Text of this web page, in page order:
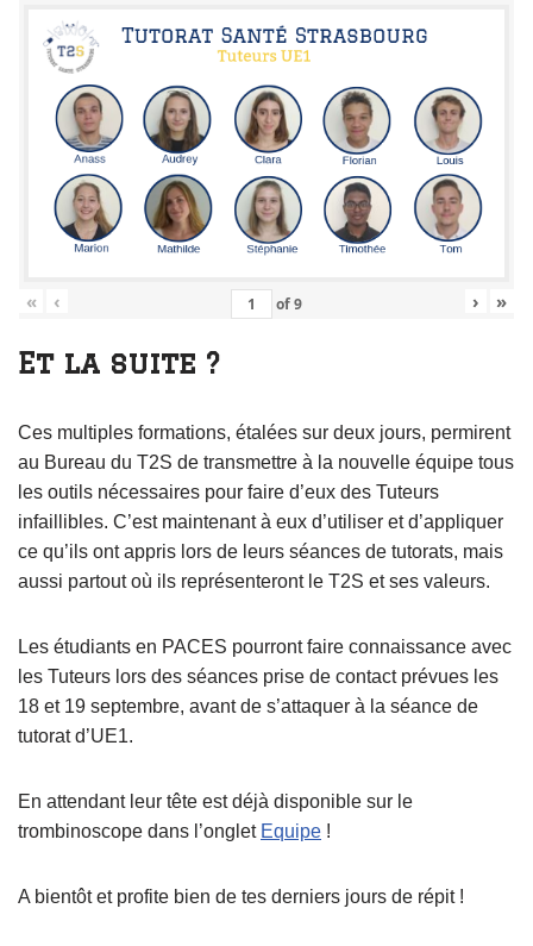
« ‹ of9 › »
Et la suite ?
Ces multiples formations, étalées sur deux jours, permirent
au Bureau du T2S de transmettre à la nouvelle équipe tous
les outils nécessaires pour faire d’eux des Tuteurs
infaillibles. C’est maintenant à eux d’utiliser et d’appliquer
ce qu’ils ont appris lors de leurs séances de tutorats, mais
aussi partout où ils représenteront le T2S et ses valeurs.
Les étudiants en PACES pourront faire connaissance avec
les Tuteurs lors des séances prise de contact prévues les
18 et 19 septembre, avant de s’attaquer à la séance de
tutorat d’UE1.
En attendant leur tête est déjà disponible sur le
trombinoscope dans l’onglet Equipe !
A bientôt et profite bien de tes derniers jours de répit !